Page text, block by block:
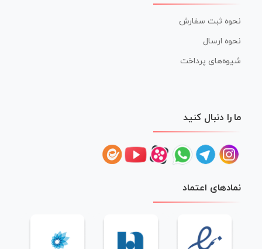
نحوه ثبت سفارش
نحوه ارسال
شیوه‌های پرداخت
ما را دنبال کنید
نمادهای اعتماد